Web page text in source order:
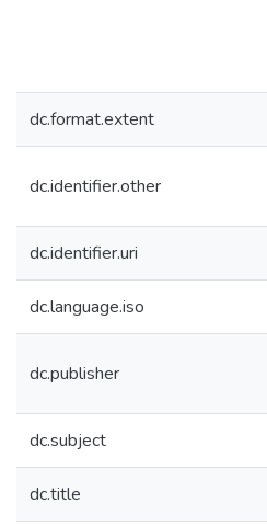
dc.format.extent
dc.identifier.other
dc.identifier.uri
dc.language.iso
dc.publisher
dc.subject
dc.title